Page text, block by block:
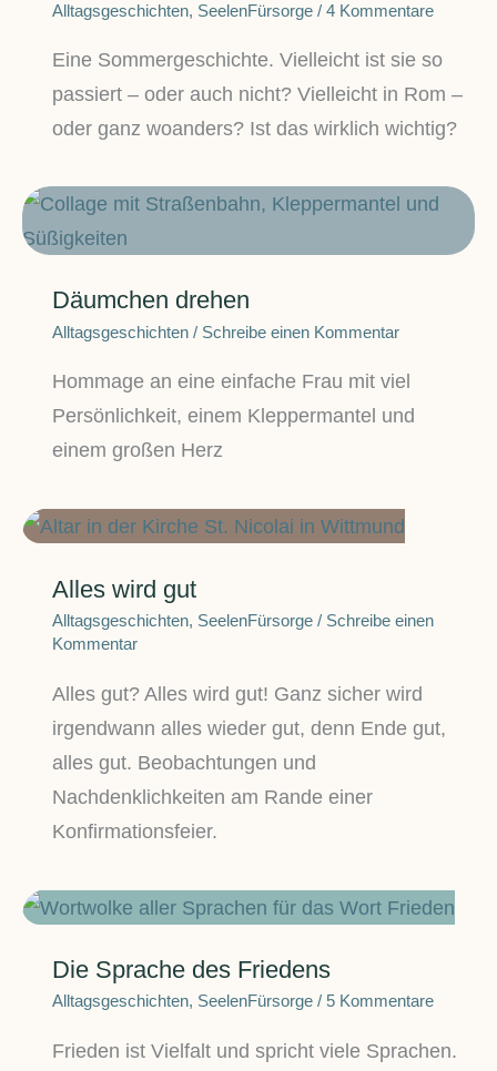
Alltagsgeschichten, SeelenFürsorge /4 Kommentare
Eine Sommergeschichte. Vielleicht ist sie so
passiert – oder auch nicht? Vielleicht in Rom –
oder ganz woanders? Ist das wirklich wichtig?
Däumchen drehen
Alltagsgeschichten / Schreibe einen Kommentar
Hommage an eine einfache Frau mit viel
Persönlichkeit, einem Kleppermantel und
einem großen Herz
Alles wird gut
Alltagsgeschichten, SeelenFürsorge / Schreibe einen
Kommentar
Alles gut? Alles wird gut! Ganz sicher wird
irgendwann alles wieder gut, denn Ende gut,
alles gut. Beobachtungen und
Nachdenklichkeiten am Rande einer
Konfirmationsfeier.
Die Sprache des Friedens
Alltagsgeschichten, SeelenFürsorge / 5 Kommentare
Frieden ist Vielfalt und spricht viele Sprachen.